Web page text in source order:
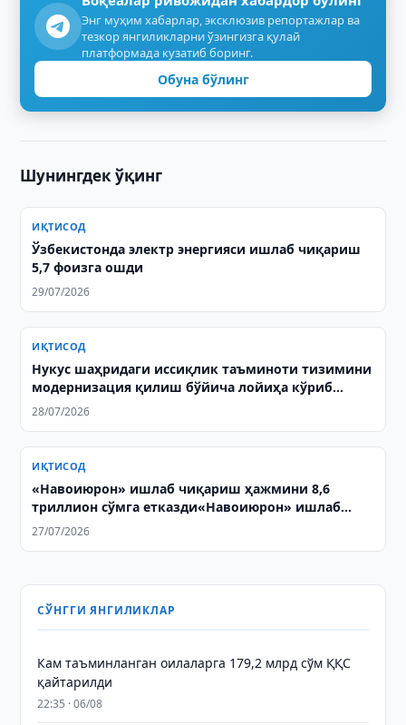
Энг муҳим хабарлар, эксклюзив репортажлар ва
тезкор янгиликларни ўзингизга қулай
платформада кузатиб боринг.
Обуна бўлинг
Шунингдек ўқинг
ИҚТИСОД
Ўзбекистонда электр энергияси ишлаб чиқариш
5,7 фоизга ошди
29/07/2026
ИҚТИСОД
Нукус шаҳридаги иссиқлик таъминоти тизимини
модернизация қилиш бўйича лойиҳа кўриб
чиқилди
28/07/2026
ИҚТИСОД
«Навоиюрон» ишлаб чиқариш ҳажмини 8,6
триллион сўмга етказди«Навоиюрон» ишлаб
чиқариш ҳажмини 8,6 триллион сўмга етказди
27/07/2026
СЎНГГИ ЯНГИЛИКЛАР
Кам таъминланган оилаларга 179,2 млрд сўм ҚҚС
қайтарилди
22:35 · 06/08